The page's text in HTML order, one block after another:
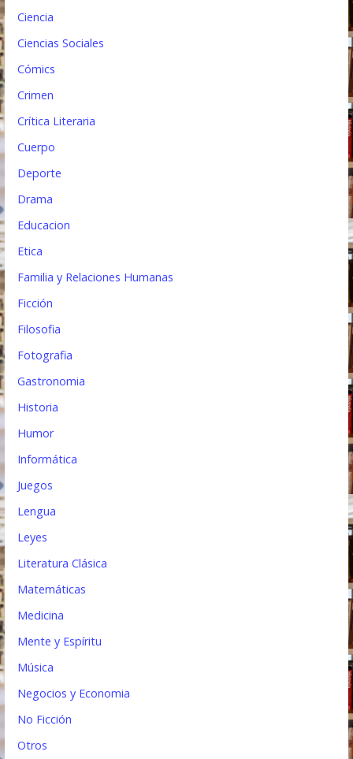
Ciencia
Ciencias Sociales
Cómics
Crimen
Crítica Literaria
Cuerpo
Deporte
Drama
Educacion
Etica
Familia y Relaciones Humanas
Ficción
Filosofia
Fotografia
Gastronomia
Historia
Humor
Informática
Juegos
Lengua
Leyes
Literatura Clásica
Matemáticas
Medicina
Mente y Espíritu
Música
Negocios y Economia
No Ficción
Otros